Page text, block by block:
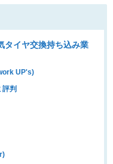
タイヤ交換持ち込み業
UP's)
判